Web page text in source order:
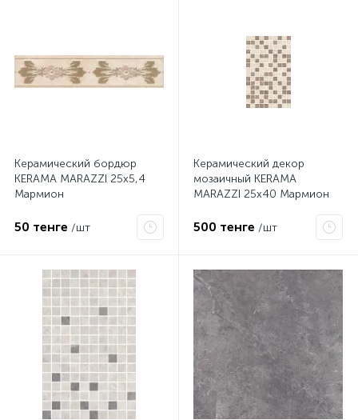
Керамический бордюр
KERAMA MARAZZI 25х5,4
Мармион
50 тенге /шт
Керамический декор
мозаичный KERAMA
MARAZZI 25х40 Мармион
500 тенге /шт